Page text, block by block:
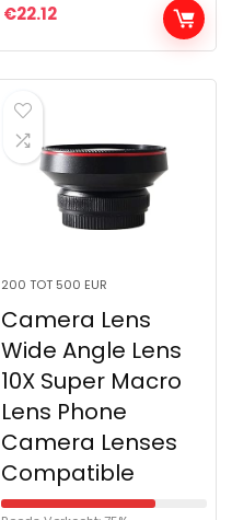
€22.12
200 TOT 500 EUR
Camera Lens
Wide Angle Lens
10X Super Macro
Lens Phone
Camera Lenses
Compatible